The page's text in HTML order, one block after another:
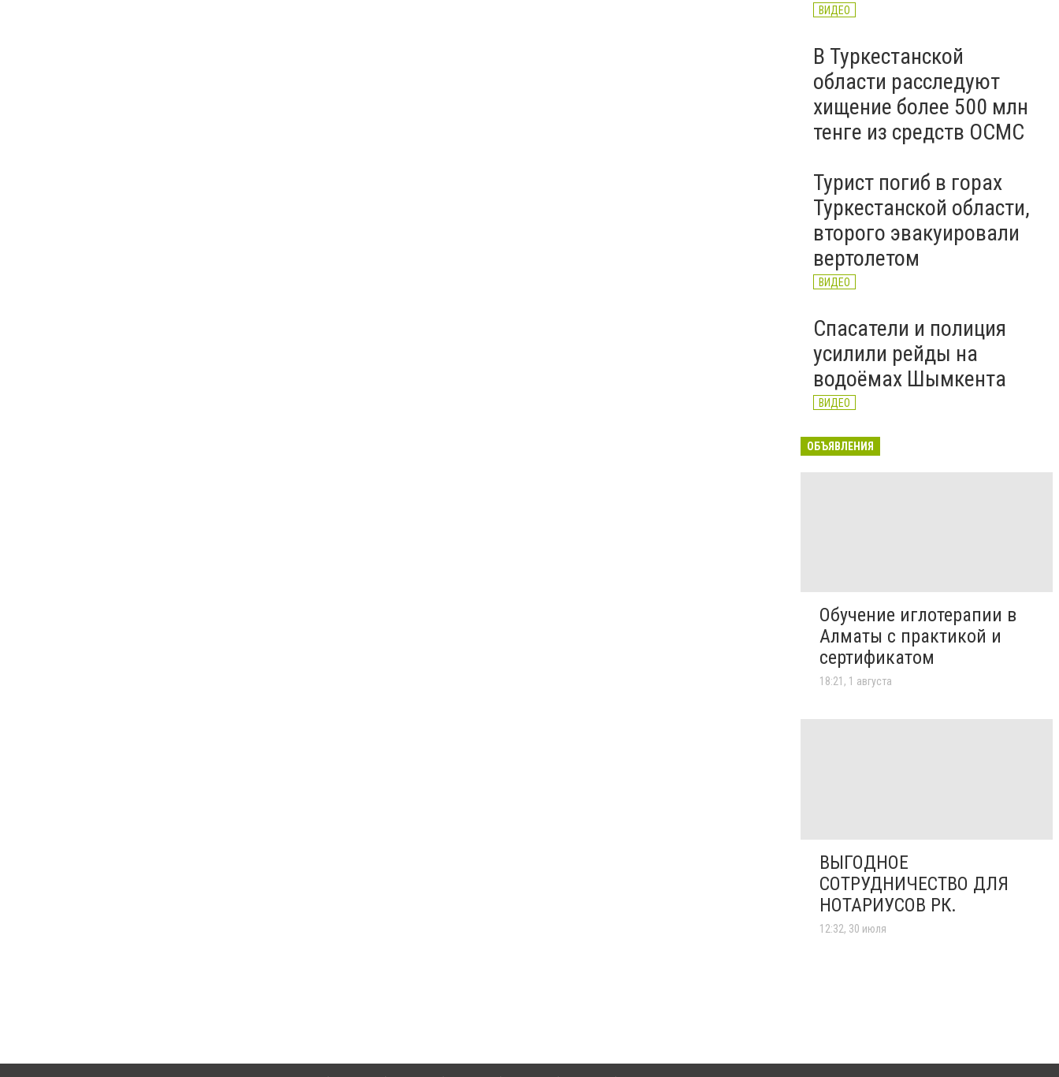
ВИДЕО
В Туркестанской
области расследуют
хищение более 500 млн
тенге из средств ОСМС
Турист погиб в горах
Туркестанской области,
второго эвакуировали
вертолетом
ВИДЕО
Спасатели и полиция
усилили рейды на
водоёмах Шымкента
ВИДЕО
ОБЪЯВЛЕНИЯ
Обучение иглотерапии в
Алматы с практикой и
сертификатом
18:21, 1 августа
ВЫГОДНОЕ
СОТРУДНИЧЕСТВО ДЛЯ
НОТАРИУСОВ РК.
12:32, 30 июля